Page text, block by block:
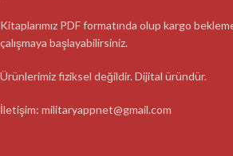
Kitaplarımız PDF formatında olup kargo
çalışmaya başlayabilirsiniz.
Ürünlerimiz fiziksel değildir. Dijital üründür.
İletişim: militaryappnet@gmail.com